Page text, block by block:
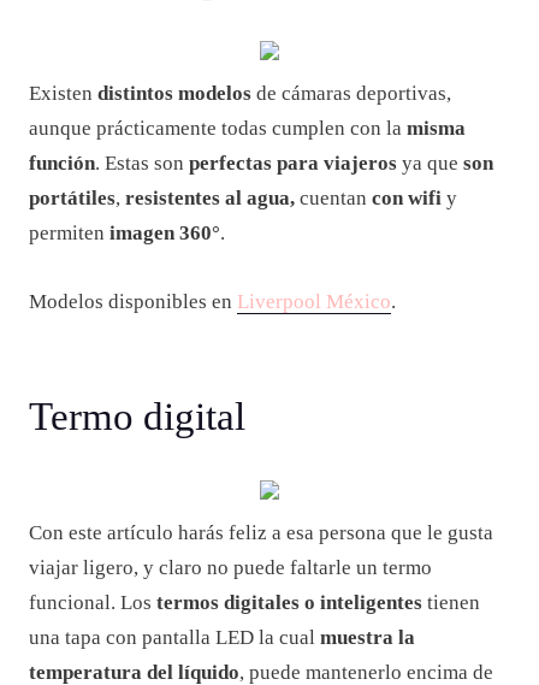
Existen distintos modelos de cámaras deportivas,
aunque prácticamente todas cumplen con la misma
función. Estas son perfectas para viajeros ya que son
portátiles, resistentes al agua, cuentan con wifi y
permiten imagen 360°.
Modelos disponibles en Liverpool México.
Termo digital
Con este artículo harás feliz a esa persona que le gusta
viajar ligero, y claro no puede faltarle un termo
funcional. Los termos digitales o inteligentes tienen
una tapa con pantalla LED la cual muestra la
temperatura del líquido, puede mantenerlo encima de